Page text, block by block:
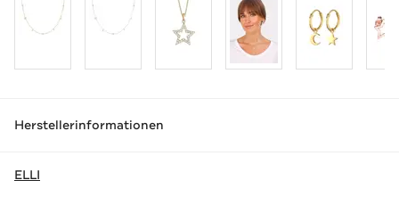
Herstellerinformationen
ELLI